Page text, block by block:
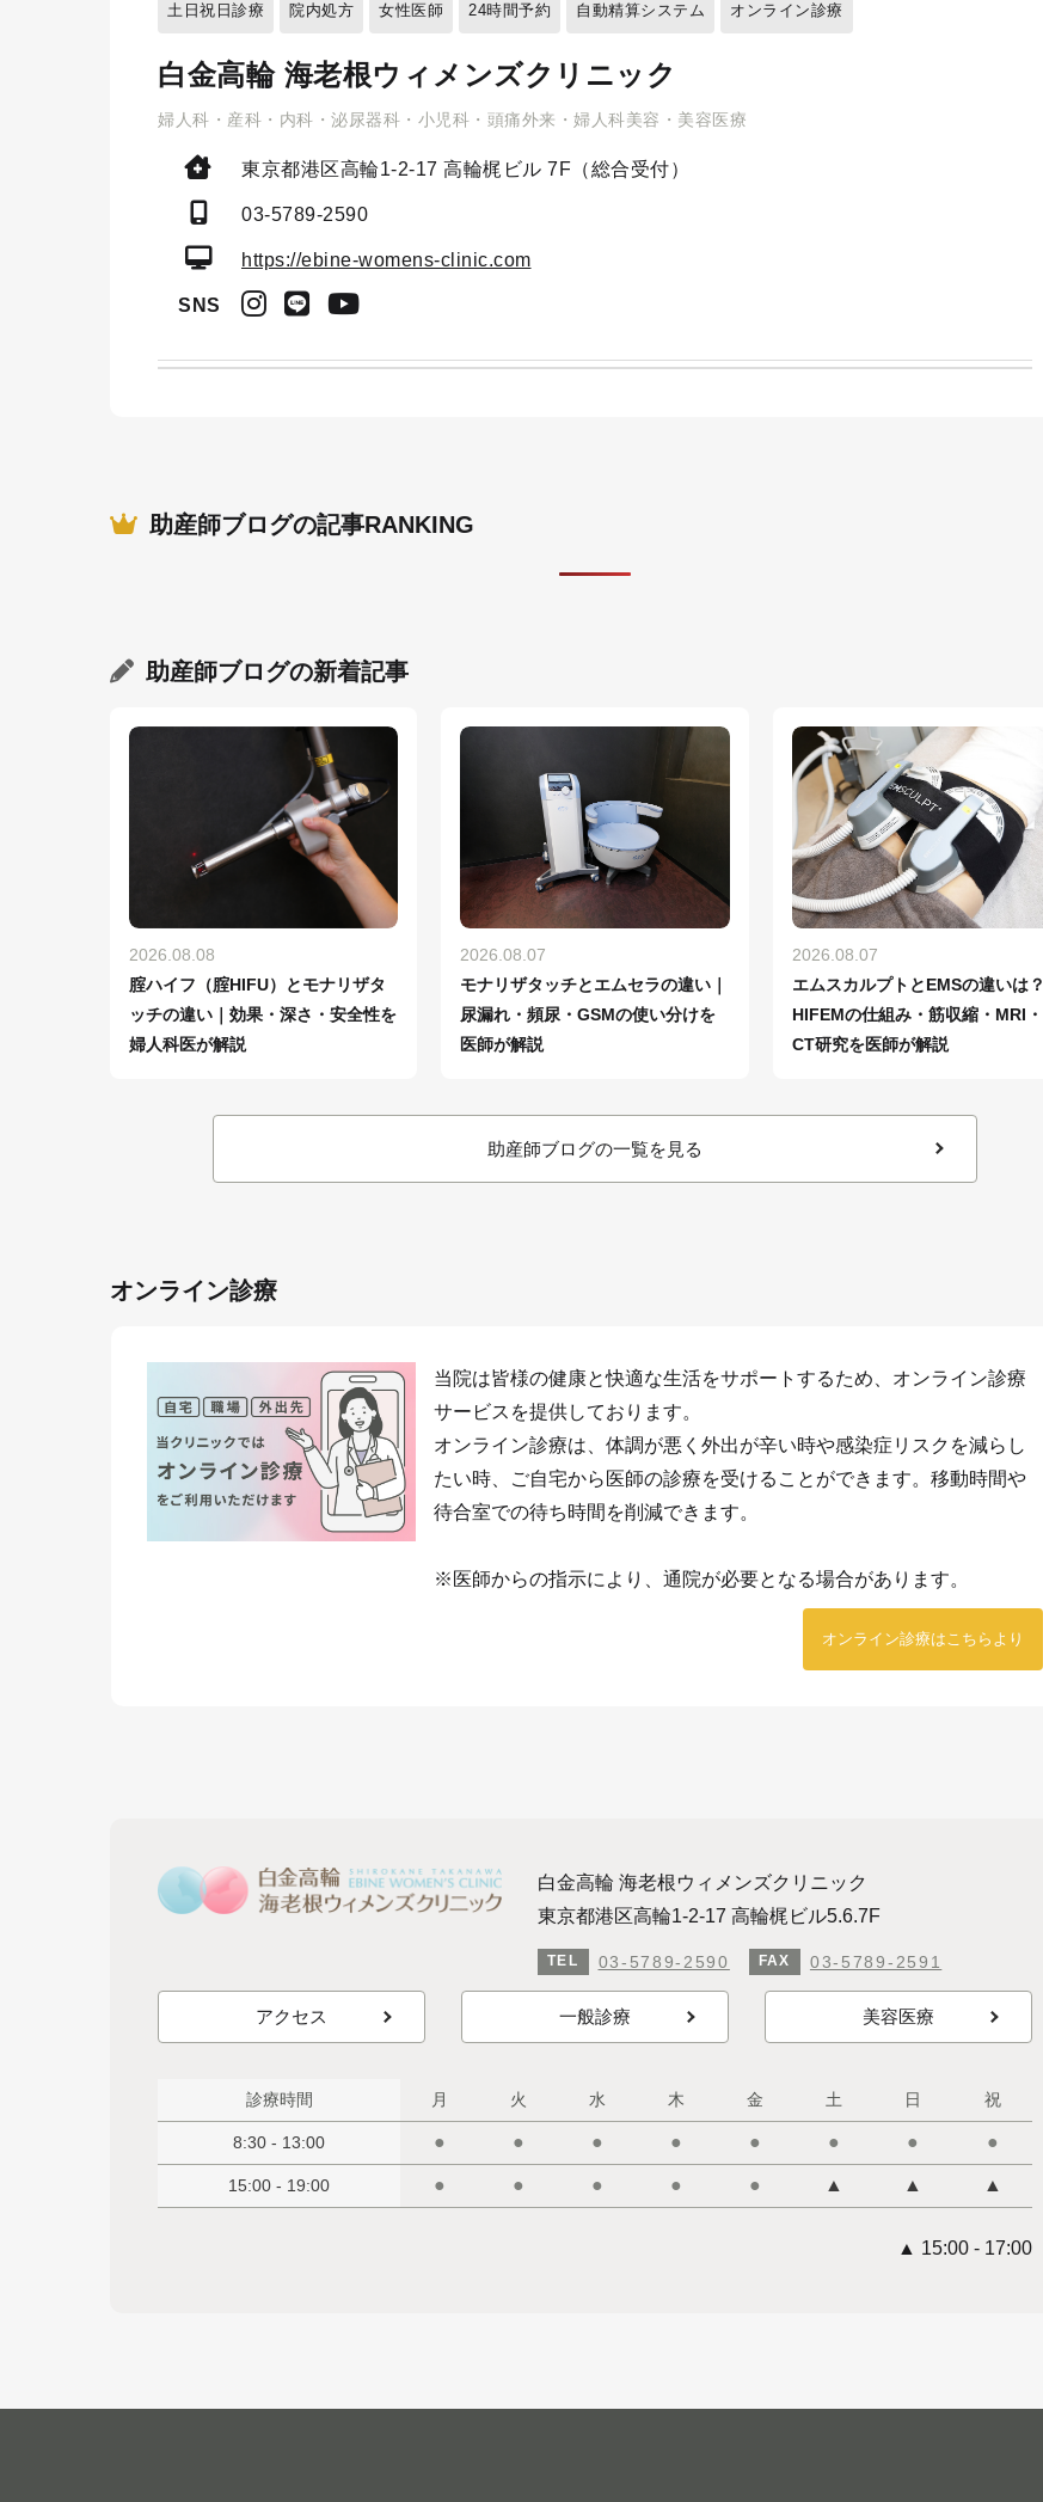
土日祝日診療 院内処方 女性医師 24時間予約 自動精算システム オンライン診療
白金高輪 海老根ウィメンズクリニック
婦人科・産科・内科・泌尿器科・小児科・頭痛外来・婦人科美容・美容医療
東京都港区高輪1-2-17 高輪梶ビル 7F（総合受付）
03-5789-2590
https://ebine-womens-clinic.com
SNS
助産師ブログの記事RANKING
助産師ブログの新着記事
2026.08.08
腟ハイフ（腟HIFU）とモナリザタ
ッチの違い｜効果・深さ・安全性を
婦人科医が解説
2026.08.07
モナリザタッチとエムセラの違い｜
尿漏れ・頻尿・GSMの使い分けを
医師が解説
2026.08.07
エムスカルプトとEMSの違いは？
HIFEMの仕組み・筋収縮・MRI・
CT研究を医師が解説
助産師ブログの一覧を見る
オンライン診療
当院は皆様の健康と快適な生活をサポートするため、オンライン診療
サービスを提供しております。
オンライン診療は、体調が悪く外出が辛い時や感染症リスクを減らし
たい時、ご自宅から医師の診療を受けることができます。移動時間や
待合室での待ち時間を削減できます。
※医師からの指示により、通院が必要となる場合があります。
オンライン診療はこちらより
白金高輪 海老根ウィメンズクリニック
東京都港区高輪1-2-17 高輪梶ビル5.6.7F
TEL 03-5789-2590 FAX 03-5789-2591
アクセス 一般診療 美容医療
診療時間 月 火 水 木 金 土 日 祝
8:30 - 13:00 ● ● ● ● ● ● ● ●
15:00 - 19:00 ● ● ● ● ● ▲ ▲ ▲
▲ 15:00 - 17:00